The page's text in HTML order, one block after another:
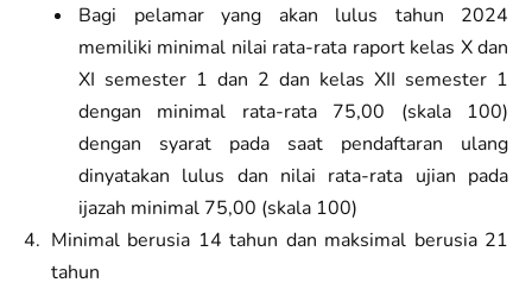
Bagi pelamar yang akan lulus tahun 2024
memiliki minimal nilai rata-rata raport kelas X dan
XI semester 1 dan 2 dan kelas XII semester 1
dengan minimal rata-rata 75,00 (skala 100)
dengan syarat pada saat pendaftaran ulang
dinyatakan lulus dan nilai rata-rata ujian pada
ijazah minimal 75,00 (skala 100)
Minimal berusia 14 tahun dan maksimal berusia 21
tahun